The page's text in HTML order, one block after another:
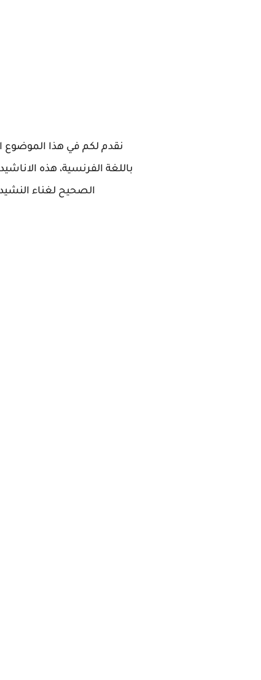
نقدم لكم في هذا الموضوع
باللغة الفرنسية، هذه
الصحيح لغناء